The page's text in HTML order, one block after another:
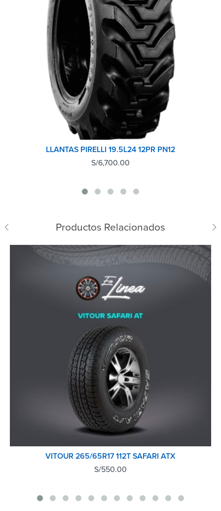
LLANTAS PIRELLI 19.5L24 12PR PN12
S/6,700.00
Productos Relacionados
VITOUR 265/65R17 112T SAFARI ATX
S/550.00